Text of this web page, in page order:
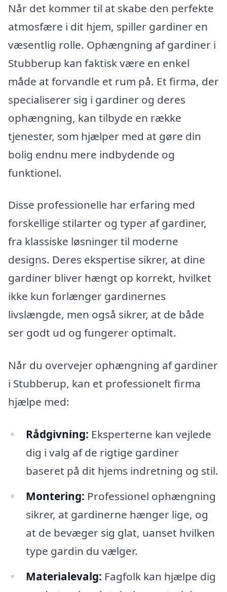
Når det kommer til at skabe den perfekte
atmosfære i dit hjem, spiller gardiner en
væsentlig rolle. Ophængning af gardiner i
Stubberup kan faktisk være en enkel
måde at forvandle et rum på. Et firma, der
specialiserer sig i gardiner og deres
ophængning, kan tilbyde en række
tjenester, som hjælper med at gøre din
bolig endnu mere indbydende og
funktionel.
Disse professionelle har erfaring med
forskellige stilarter og typer af gardiner,
fra klassiske løsninger til moderne
designs. Deres ekspertise sikrer, at dine
gardiner bliver hængt op korrekt, hvilket
ikke kun forlænger gardinernes
livslængde, men også sikrer, at de både
ser godt ud og fungerer optimalt.
Når du overvejer ophængning af gardiner
i Stubberup, kan et professionelt firma
hjælpe med:
Rådgivning: Eksperterne kan vejlede
dig i valg af de rigtige gardiner
baseret på dit hjems indretning og stil.
Montering: Professionel ophængning
sikrer, at gardinerne hænger lige, og
at de bevæger sig glat, uanset hvilken
type gardin du vælger.
Materialevalg: Fagfolk kan hjælpe dig